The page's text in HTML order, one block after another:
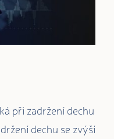
při zadržení dechu
dechu se zvýší